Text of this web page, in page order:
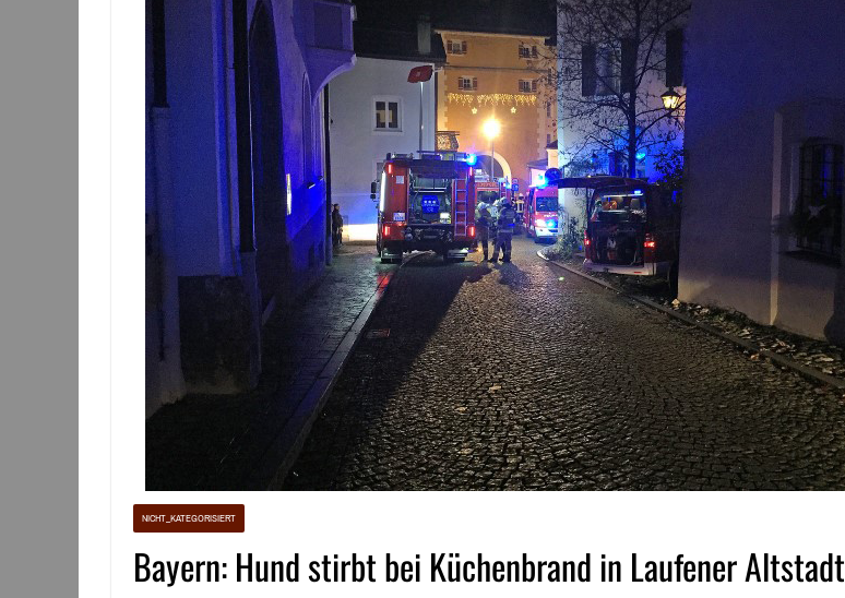
NICHT_KATEGORISIERT
Bayern: Hund stirbt bei Küchenbrand in Laufener Altstadt